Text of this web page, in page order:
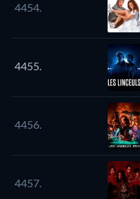
4454.
4455.
4456.
4457.